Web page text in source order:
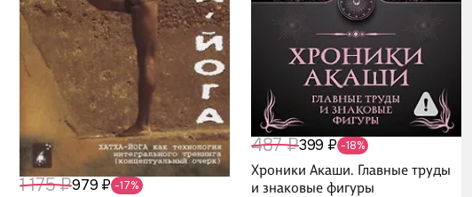
1 175 ₽979 ₽ -17%
487 ₽399 ₽ -18%
Хроники Акаши. Главные труды
и знаковые фигуры